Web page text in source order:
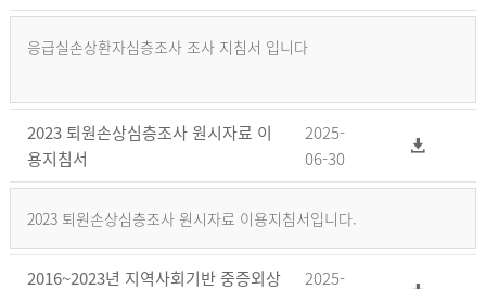
응급실손상환자심층조사 조사 지침서 입니다
2023 퇴원손상심층조사 원시자료 이
용지침서
2025-
06-30
2023 퇴원손상심층조사 원시자료 이용지침서입니다.
2016~2023년 지역사회기반 중증외상
2025-